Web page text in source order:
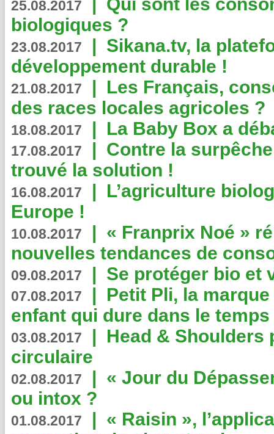
25.08.2017
biologiques ?
23.08.2017 | Sikana.tv, la
développement durable !
21.08.2017 | Les Français,
des races locales agricoles ?
18.08.2017 | La Baby Box a
17.08.2017 | Contre la
trouvé la solution !
16.08.2017 | L’agriculture
Europe !
10.08.2017 | « Franprix Noé »
nouvelles tendances de
09.08.2017 | Se protéger bio et
07.08.2017 | Petit Pli, la
enfant qui dure dans le temps
03.08.2017 | Head & Shoulders
circulaire
02.08.2017 | « Jour du
ou intox ?
01.08.2017 | « Raisin »,